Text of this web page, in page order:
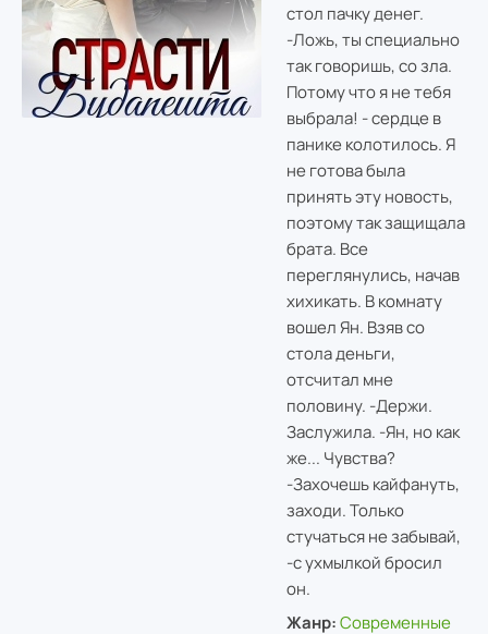
стол пачку денег.
-Ложь, ты специально
так говоришь, со зла.
Потому что я не тебя
выбрала! - сердце в
панике колотилось. Я
не готова была
принять эту новость,
поэтому так защищала
брата. Все
переглянулись, начав
хихикать. В комнату
вошел Ян. Взяв со
стола деньги,
отсчитал мне
половину. -Держи.
Заслужила. -Ян, но как
же... Чувства?
-Захочешь кайфануть,
заходи. Только
стучаться не забывай,
-с ухмылкой бросил
он.
Жанр: Современные